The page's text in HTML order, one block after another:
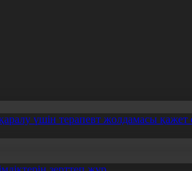
үшін терапевт жолдамасы қажет